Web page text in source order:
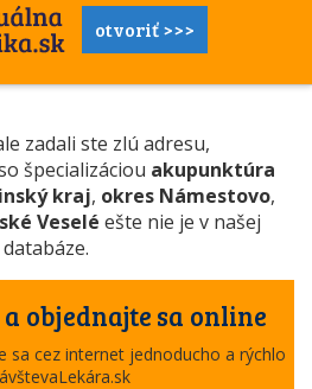
otvoriť >>>
zadali ste zlú adresu,
špecializáciou akupunktúra
kraj, okres Námestovo,
Veselé ešte nie je v našej
databáze.
objednajte sa online
sa cez internet jednoducho a rýchlo